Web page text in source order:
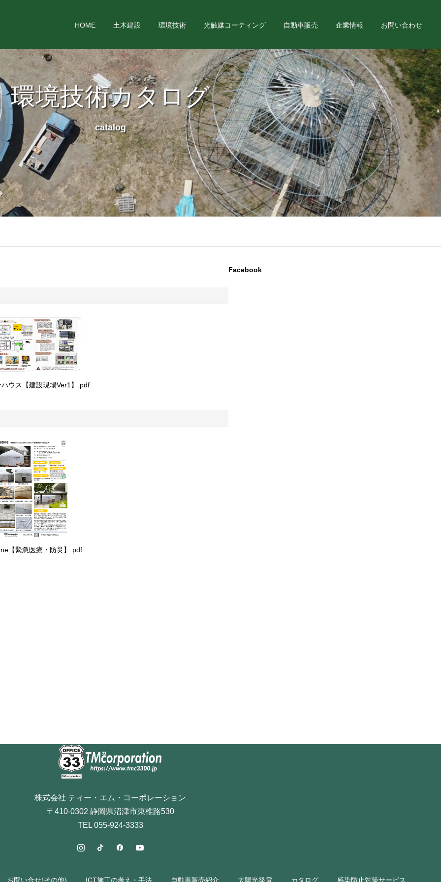
HOME 土木建設 環境技術 光触媒コーティング 自動車販売 企業情報 お問い合わせ
環境技術カタログ
catalog
ウス【建設現場Ver1】.pdf
【緊急医療・防災】.pdf
Facebook
株式会社 ティー・エム・コーポレーション
〒410-0302 静岡県沼津市東椎路530
TEL 055-924-3333
お問い合せ(その他) ICT施工の考え・手法 自動車販売紹介 太陽光発電 カタログ 感染防止対策サービス